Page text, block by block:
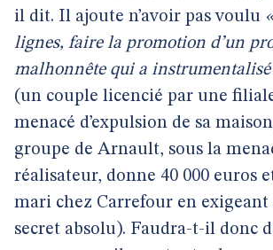
il dit. Il ajoute n’avoir pas voulu
lignes, faire la promotion d’un
malhonnête qui a
(un couple licencié par une
menacé d’expulsion de sa
groupe de Arnault, sous la
réalisateur, donne 40 000 euros
mari chez Carrefour en
secret absolu). Faudra-t-il donc